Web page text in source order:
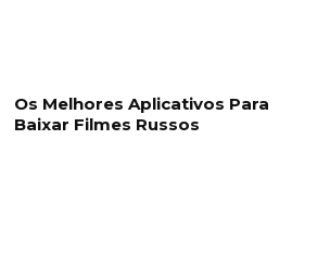
Os Melhores Aplicativos Para
Baixar Filmes Russos